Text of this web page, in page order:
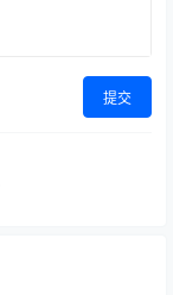
提交